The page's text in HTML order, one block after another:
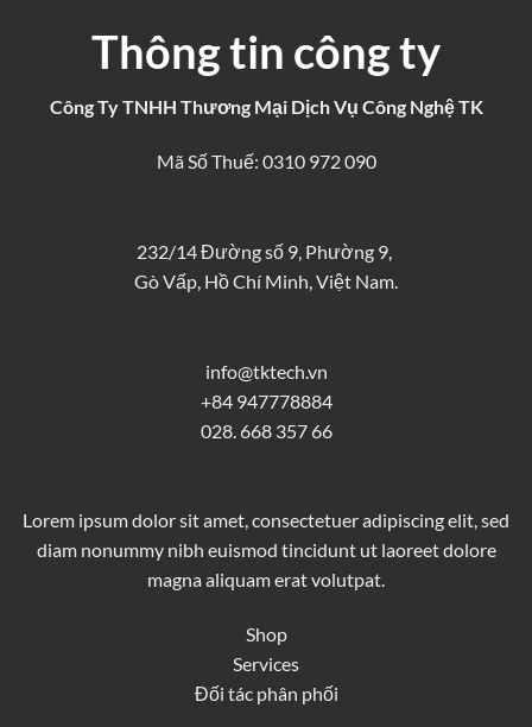
Thông tin công ty
Công Ty TNHH Thương Mại Dịch Vụ Công Nghệ TK
Mã Số Thuế: 0310 972 090
232/14 Đường số 9, Phường 9,
Gò Vấp, Hồ Chí Minh, Việt Nam.
info@tktech.vn
+84 947778884
028. 668 357 66
Lorem ipsum dolor sit amet, consectetuer adipiscing elit, sed
diam nonummy nibh euismod tincidunt ut laoreet dolore
magna aliquam erat volutpat.
Shop
Services
Đối tác phân phối